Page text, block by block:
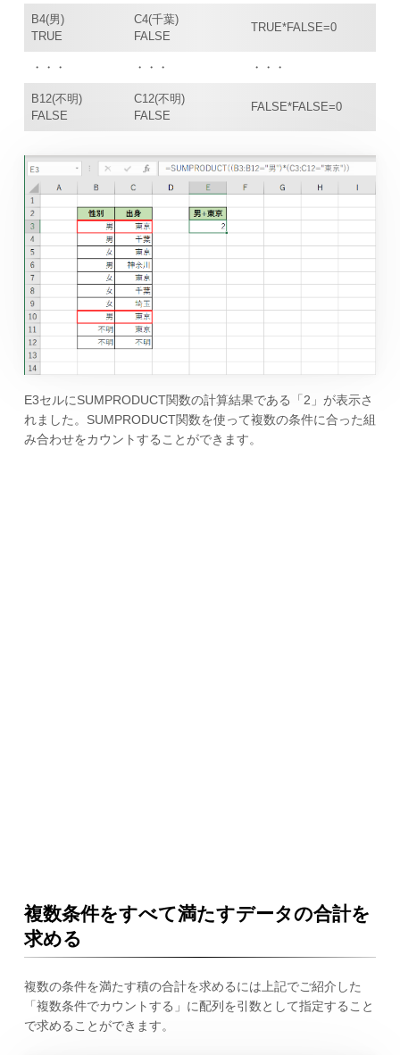
B4(男)
TRUE
C4(千葉)
FALSE
TRUE*FALSE=0
・・・ ・・・ ・・・
B12(不明)
FALSE
C12(不明)
FALSE
FALSE*FALSE=0
E3セルにSUMPRODUCT関数の計算結果である「2」が表示さ
れました。SUMPRODUCT関数を使って複数の条件に合った組
み合わせをカウントすることができます。
複数条件をすべて満たすデータの合計を
求める
複数の条件を満たす積の合計を求めるには上記でご紹介した
「複数条件でカウントする」に配列を引数として指定すること
で求めることができます。